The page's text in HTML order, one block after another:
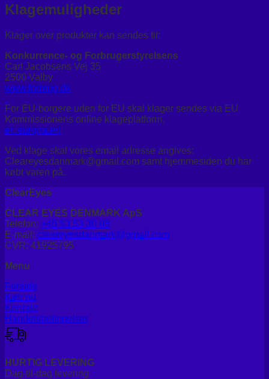
Klagemuligheder
Klager over produkter kan sendes til:
Konkurrence- og Forbrugerstyrelsens
Carl Jacobsens Vej 35
2500 Valby
www.forbrug.dk
For EU-borgere uden for EU skal klager sendes via EU
Kommissionens online klageplatform.
ec.europa.eu
Ved klage skal vores email adresse angives:
Cleareyesdanmark@gmail.com samt hjemmesiden du har
købt varen på.
ClearEyes
CLEAR EYES DENMARK ApS
Telefon: +45 53 53 30 98
E-mail: cleareyesdanmark@gmail.com
CVR: 41925795
Menu
Forside
Køb nu
Kontakt
Handelsbetingelser
HURTIG LEVERING
Dag-til-dag levering